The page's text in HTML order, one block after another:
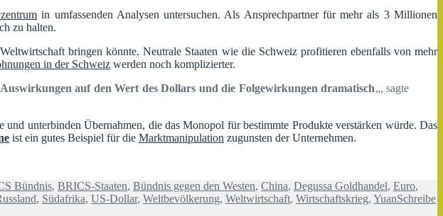
in umfassenden Analysen untersuchen. Als Ansprechpartner für mehr als 3 Millionen
zu halten.
bringen könnte. Neutrale Staaten wie die Schweiz profitieren ebenfalls von mehr
in der Schweiz werden noch komplizierter.
Auswirkungen auf den Wert des Dollars und die Folgewirkungen dramatisch„, sagte
unterbinden Übernahmen, die das Monopol für bestimmte Produkte verstärken würde. Das
ist ein gutes Beispiel für die Marktmanipulation zugunsten der Unternehmen.
Bündnis, BRICS-Staaten, Bündnis gegen den Westen, China, Degussa Goldhandel, Euro,
, Südafrika, US-Dollar, Weltbevölkerung, Weltwirtschaft, Wirtschaftskrieg, YuanSchreibe